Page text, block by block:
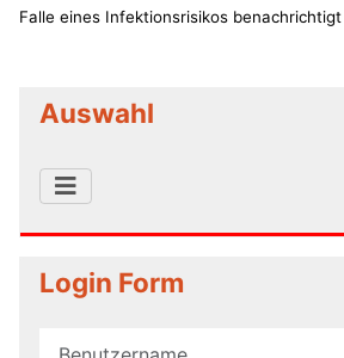
Falle eines Infektionsrisikos
Auswahl
Login Form
Benutzername